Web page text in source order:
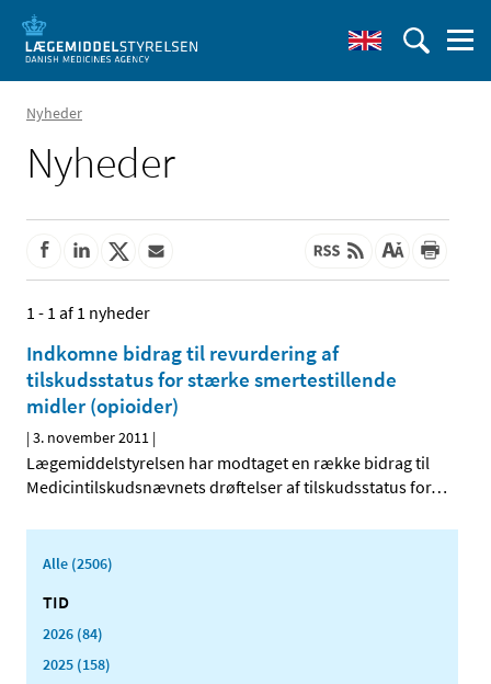
Nyheder
Nyheder
1 - 1 af 1 nyheder
Indkomne bidrag til revurdering af
tilskudsstatus for stærke smertestillende
midler (opioider)
|3. november 2011 |
Lægemiddelstyrelsen har modtaget en række bidrag til
Medicintilskudsnævnets drøftelser af tilskudsstatus for…
Alle (2506)
TID
2026 (84)
2025 (158)